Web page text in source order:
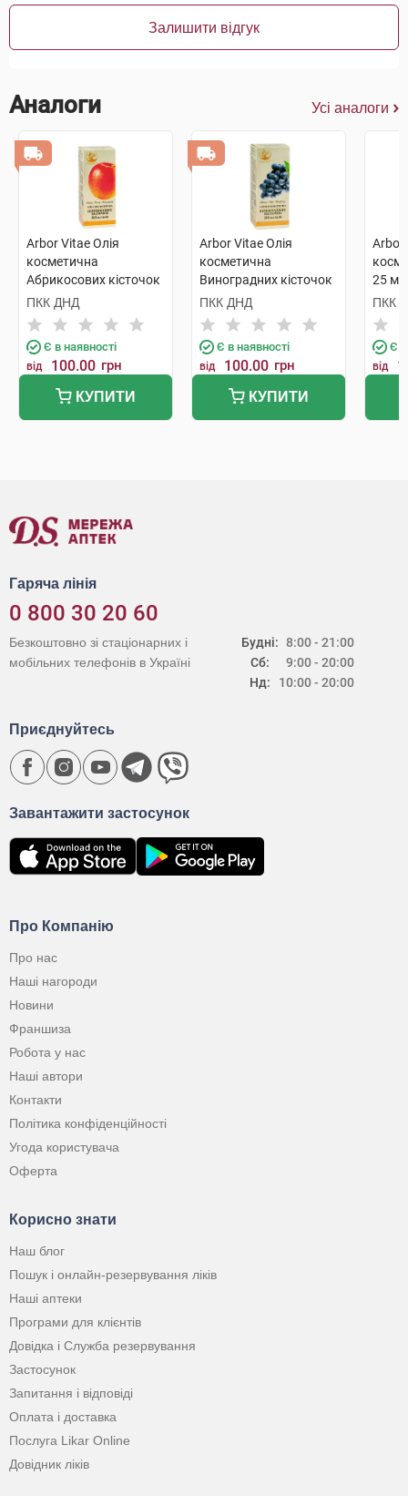
Залишити відгук
Аналоги Усі аналоги
Arbor Vitae Олія
косметична
Абрикосових кісточок
25 мл 1 флакон
ПКК ДНД
Є в наявності
від 100.00 грн
КУПИТИ
Arbor Vitae Олія
косметична
Виноградних кісточок
25 мл 1 флакон
ПКК ДНД
Є в наявності
від 100.00 грн
КУПИТИ
Arbor
25
ПКК
Є в
від
Гаряча лінія
0 800 30 20 60
Будні:
Сб:
Нд:
8:00 - 21:00
9:00 - 20:00
10:00 - 20:00
Безкоштовно зі стаціонарних і
мобільних телефонів в Україні
Про Компанію
Про нас
Наші нагороди
Новини
Франшиза
Робота у нас
Наші автори
Контакти
Політика конфіденційності
Угода користувача
Оферта
Корисно знати
Наш блог
Пошук і онлайн-резервування ліків
Наші аптеки
Програми для клієнтів
Довідка і Служба резервування
Застосунок
Запитання і відповіді
Оплата і доставка
Послуга Likar Online
Довідник ліків
Завантажити застосунок
Приєднуйтесь